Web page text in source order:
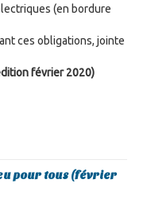
(en bordure
ces obligations, jointe
février 2020)
pour tous (février